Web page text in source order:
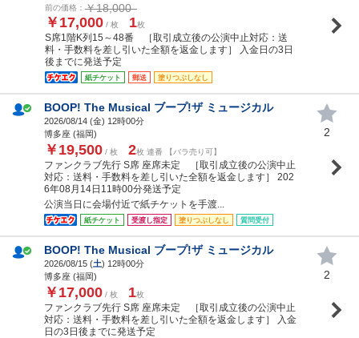
前の価格： ￥18,000
￥17,000 / 枚 1枚
S席1階K列15～48番 ［取引成立後の公演中止対応：送
料・手数料を差し引いた全額を返金します］ 入金日の3日
後までに発送予定
紙チケット 郵送 塗りつぶしなし
BOOP! The Musical ブープ!ザ ミュージカル
2026/08/14 (金) 12時00分
博多座 (福岡)
￥19,500 / 枚 2枚 連番 【バラ売り可】
ファンクラブ先行 S席 座席未定 ［取引成立後の公演中止
対応：送料・手数料を差し引いた全額を返金します］ 202
6年08月14日11時00分発送予定
公演当日に会場付近で紙チケットを手渡...
紙チケット 受渡し指定 塗りつぶしなし 質問受付
2
BOOP! The Musical ブープ!ザ ミュージカル
2026/08/15 (土) 12時00分
博多座 (福岡)
￥17,000 / 枚 1枚
ファンクラブ先行 S席 座席未定 ［取引成立後の公演中止
対応：送料・手数料を差し引いた全額を返金します］ 入金
日の3日後までに発送予定
2